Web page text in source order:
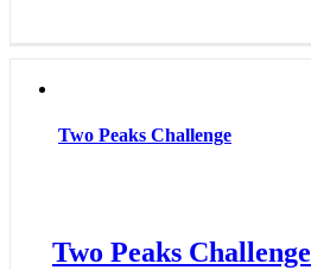
Two Peaks Challenge
Two Peaks Challenge